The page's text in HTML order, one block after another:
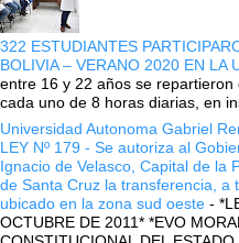
322 ESTUDIANTES
BOLIVIA – VERANO 2020 EN LA
entre 16 y 22 años se repartieron
cada uno de 8 horas diarias, en
Universidad Autonoma Gabriel
LEY Nº 179 - Se autoriza al
Ignacio de Velasco, Capital de la
de Santa Cruz la transferencia, a
ubicado en la zona sud oeste -
OCTUBRE DE 2011* *EVO